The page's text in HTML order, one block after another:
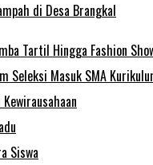
di Desa Brangkal
Tartil Hingga Fashion
Seleksi Masuk SMA
Siswa